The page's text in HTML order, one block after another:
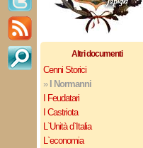
Altri documenti
Cenni Storici
» I Normanni
I Feudatari
I Castriota
L`Unità d`Italia
L`economia